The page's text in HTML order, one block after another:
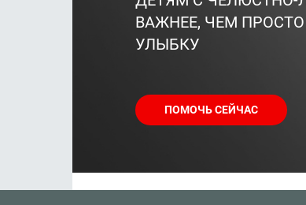
ВАЖНЕЕ, ЧЕМ
УЛЫБКУ
ПОМОЧЬ СЕЙЧАС